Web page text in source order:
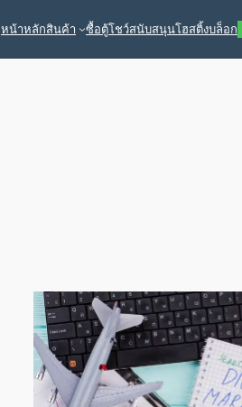
หน้าหลักสินค้า ซื้อตู้โชว์สนับสนุนโฮสติ้งบล็อก